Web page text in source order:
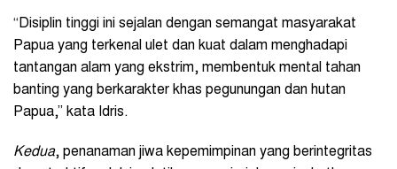
“Disiplin tinggi ini sejalan dengan semangat masyarakat
Papua yang terkenal ulet dan kuat dalam menghadapi
tantangan alam yang ekstrim, membentuk mental tahan
banting yang berkarakter khas pegunungan dan hutan
Papua,” kata Idris.
Kedua, penanaman jiwa kepemimpinan yang berintegritas